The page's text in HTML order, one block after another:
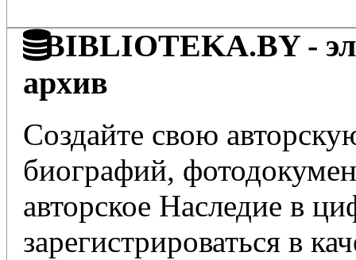
BIBLIOTEKA.BY -
архив
Создайте свою
биографий,
авторское Наследие в
зарегистрироваться в